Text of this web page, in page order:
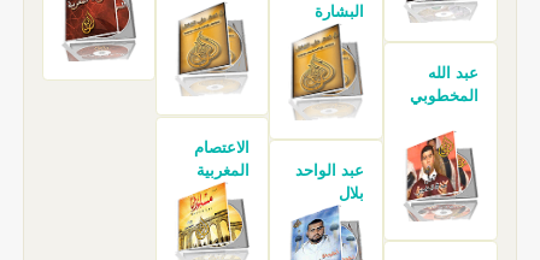
عبد الله
المخطوبي
البشارة
عبد الواحد
بلال
الاعتصام
المغربية